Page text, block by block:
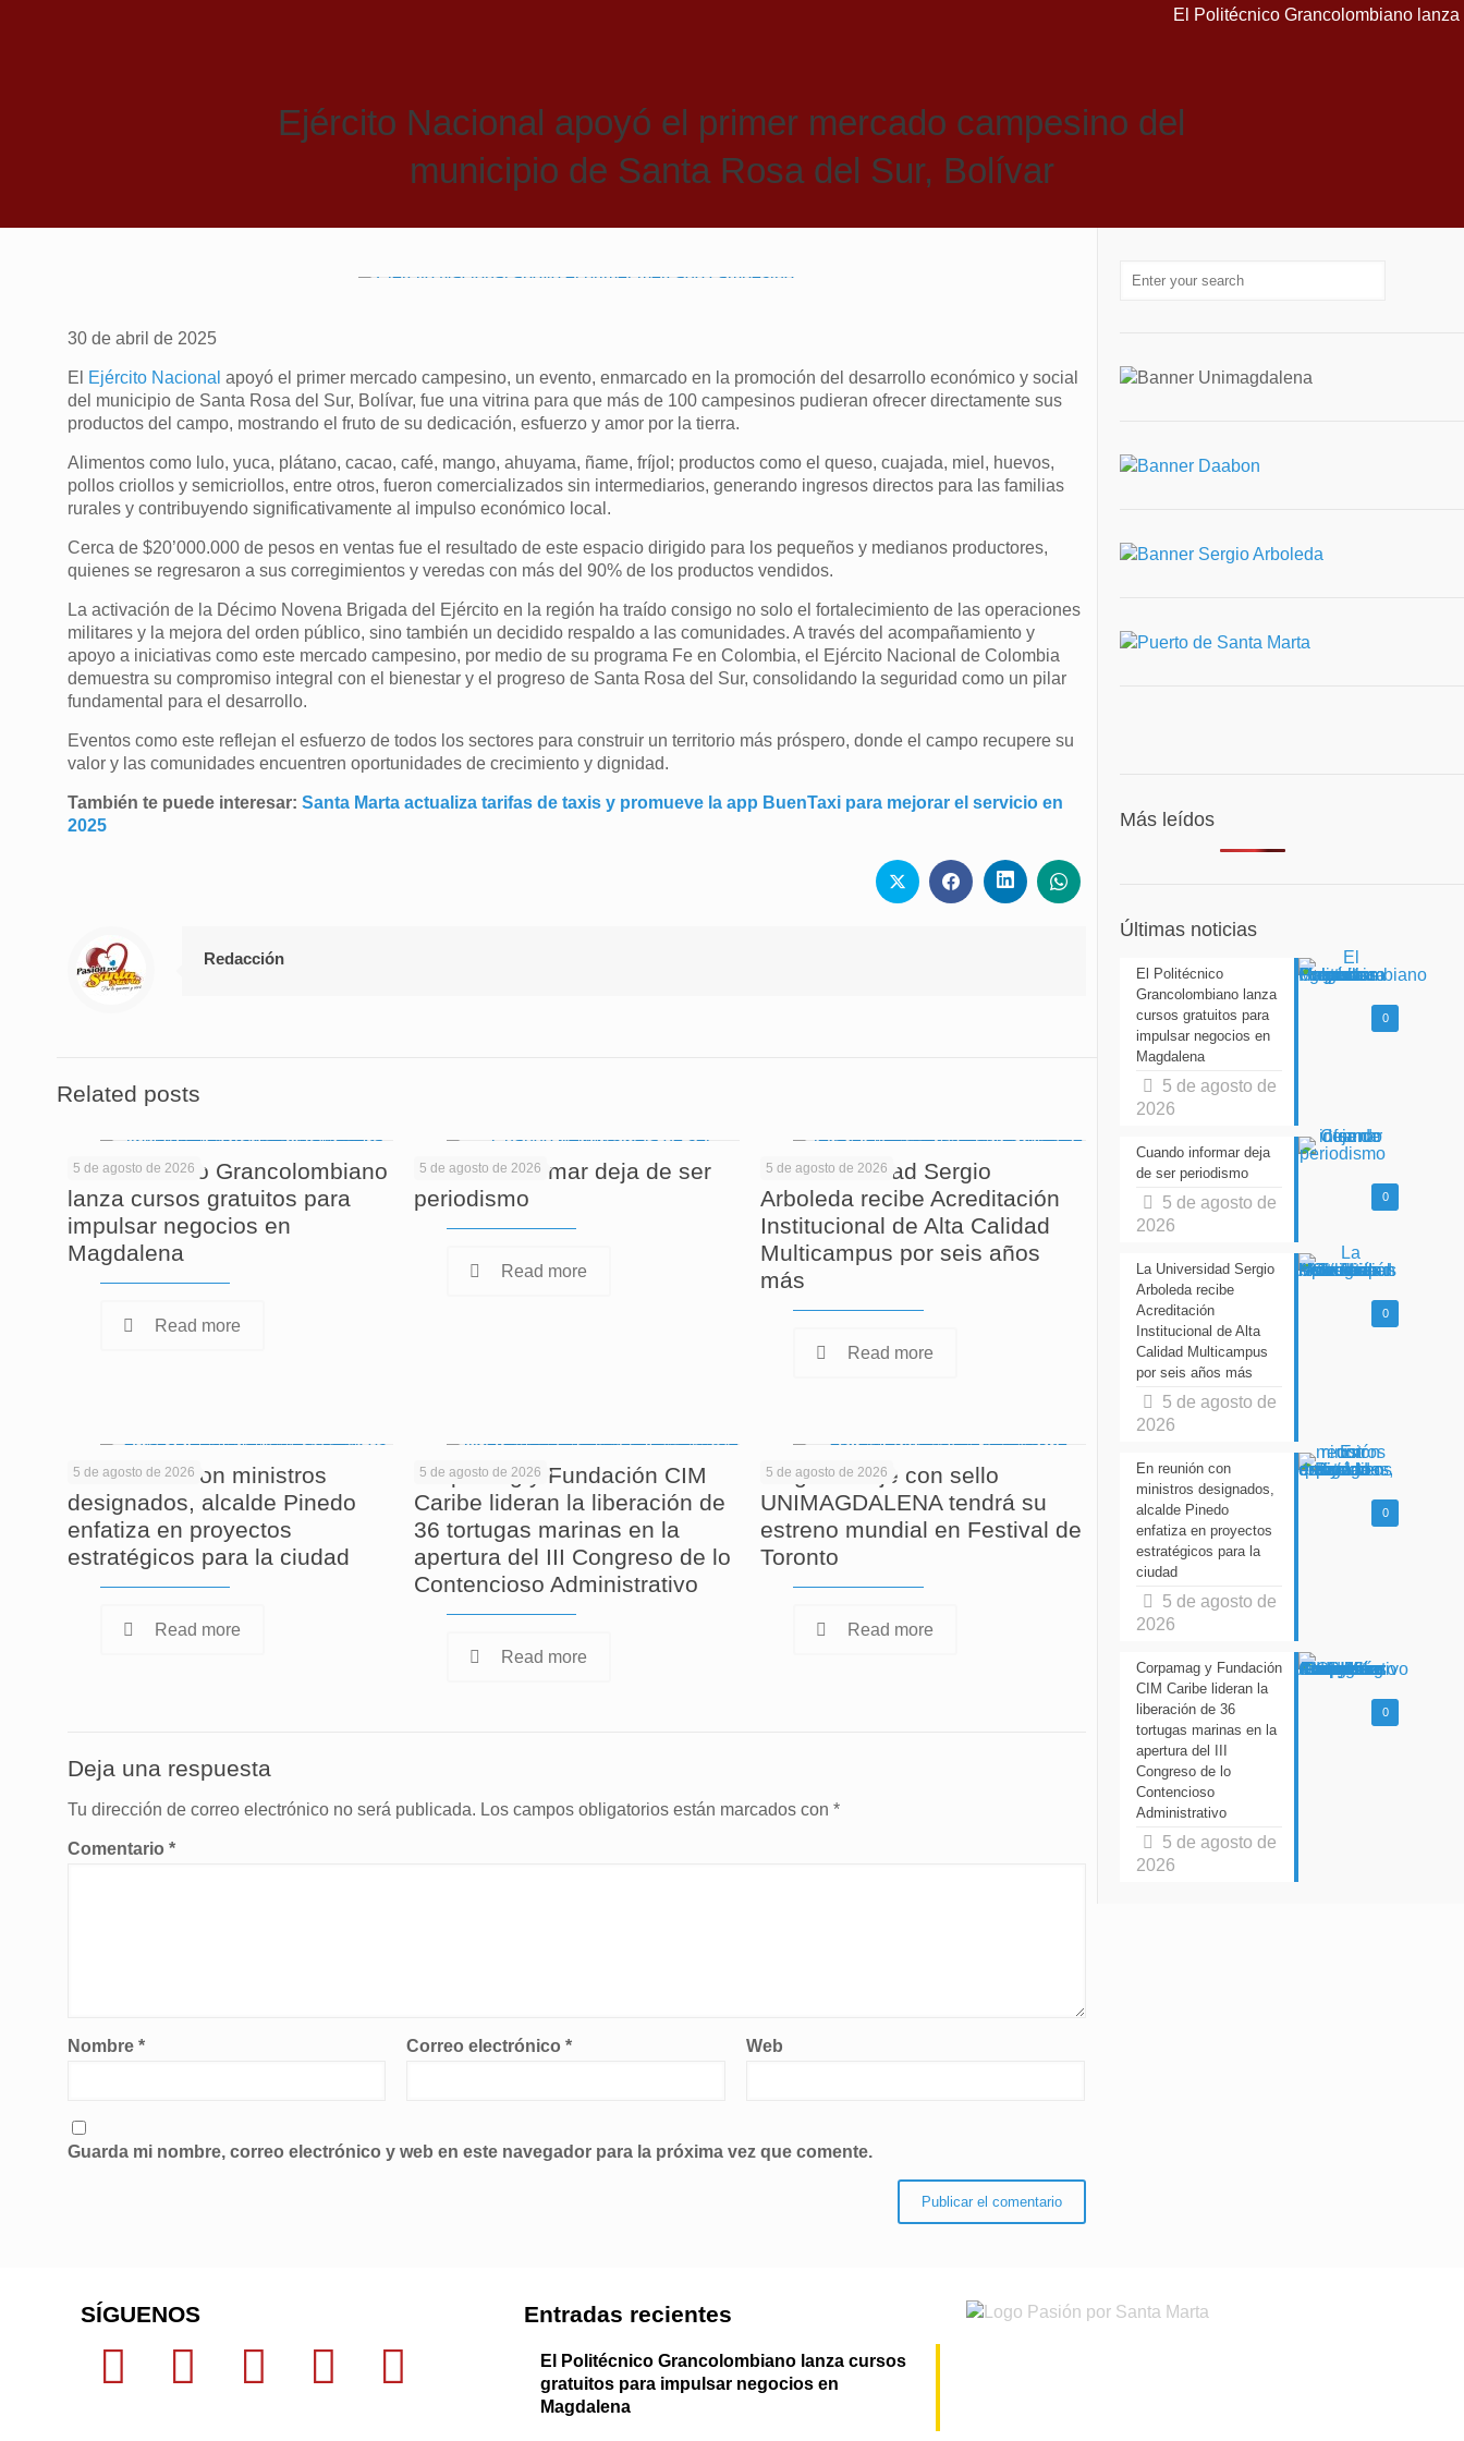
El Politécnico Grancolombiano lanza
Ejército Nacional apoyó el primer mercado campesino del
municipio de Santa Rosa del Sur, Bolívar
30 de abril de 2025
El Ejército Nacional apoyó el primer mercado campesino, un evento, enmarcado en la promoción del desarrollo económico y social
del municipio de Santa Rosa del Sur, Bolívar, fue una vitrina para que más de 100 campesinos pudieran ofrecer directamente sus
productos del campo, mostrando el fruto de su dedicación, esfuerzo y amor por la tierra.
Alimentos como lulo, yuca, plátano, cacao, café, mango, ahuyama, ñame, fríjol; productos como el queso, cuajada, miel, huevos,
pollos criollos y semicriollos, entre otros, fueron comercializados sin intermediarios, generando ingresos directos para las familias
rurales y contribuyendo significativamente al impulso económico local.
Cerca de $20’000.000 de pesos en ventas fue el resultado de este espacio dirigido para los pequeños y medianos productores,
quienes se regresaron a sus corregimientos y veredas con más del 90% de los productos vendidos.
La activación de la Décimo Novena Brigada del Ejército en la región ha traído consigo no solo el fortalecimiento de las operaciones
militares y la mejora del orden público, sino también un decidido respaldo a las comunidades. A través del acompañamiento y
apoyo a iniciativas como este mercado campesino, por medio de su programa Fe en Colombia, el Ejército Nacional de Colombia
demuestra su compromiso integral con el bienestar y el progreso de Santa Rosa del Sur, consolidando la seguridad como un pilar
fundamental para el desarrollo.
Eventos como este reflejan el esfuerzo de todos los sectores para construir un territorio más próspero, donde el campo recupere su
valor y las comunidades encuentren oportunidades de crecimiento y dignidad.
También te puede interesar: Santa Marta actualiza tarifas de taxis y promueve la app BuenTaxi para mejorar el servicio en
2025
Redacción
Related posts
5 de agosto de 2026
El Politécnico Grancolombiano
lanza cursos gratuitos para
impulsar negocios en
Magdalena
Read more
5 de agosto de 2026
Cuando informar deja de ser
periodismo
Read more
5 de agosto de 2026
La Universidad Sergio
Arboleda recibe Acreditación
Institucional de Alta Calidad
Multicampus por seis años
más
Read more
5 de agosto de 2026
En reunión con ministros
designados, alcalde Pinedo
enfatiza en proyectos
estratégicos para la ciudad
Read more
5 de agosto de 2026
Corpamag y Fundación CIM
Caribe lideran la liberación de
36 tortugas marinas en la
apertura del III Congreso de lo
Contencioso Administrativo
Read more
5 de agosto de 2026
Largometraje con sello
UNIMAGDALENA tendrá su
estreno mundial en Festival de
Toronto
Read more
Deja una respuesta
Tu dirección de correo electrónico no será publicada. Los campos obligatorios están marcados con *
Comentario *
Nombre * Correo electrónico* Web
Guarda mi nombre, correo electrónico y web en este navegador para la próxima vez que comente.
Más leídos
Últimas noticias
0
El Politécnico
Grancolombiano lanza
cursos gratuitos para
impulsar negocios en
Magdalena
5 de agosto de
2026
0
Cuando informar deja
de ser periodismo
5 de agosto de
2026
0
La Universidad Sergio
Arboleda recibe
Acreditación
Institucional de Alta
Calidad Multicampus
por seis años más
5 de agosto de
2026
0
En reunión con
ministros designados,
alcalde Pinedo
enfatiza en proyectos
estratégicos para la
ciudad
5 de agosto de
2026
0
Corpamag y Fundación
CIM Caribe lideran la
liberación de 36
tortugas marinas en la
apertura del III
Congreso de lo
Contencioso
Administrativo
5 de agosto de
2026
SÍGUENOS Entradas recientes
El Politécnico Grancolombiano lanza cursos
gratuitos para impulsar negocios en
Magdalena